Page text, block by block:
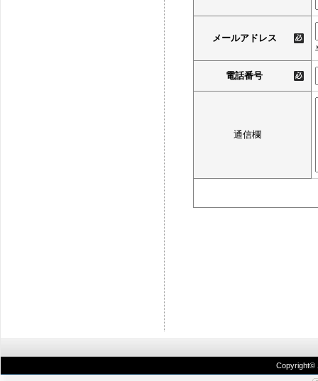
メールアドレス
電話番号
通信欄
Copyright©